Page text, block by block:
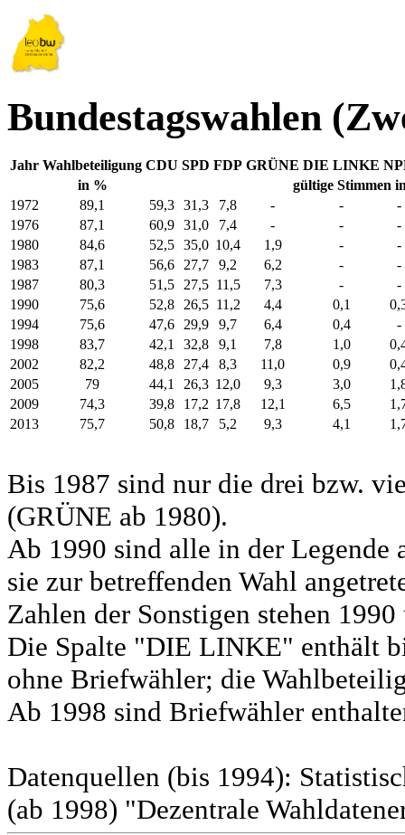
Bundestagswahlen
Jahr Wahlbeteiligung CDU SPD FDP GRÜNE DIE LINKE
in %
gültige Stimmen
1972
89,1 59,3 31,3 7,8 - -
-
1976
87,1 60,9 31,0 7,4 - -
-
1980
84,6 52,5 35,0 10,4 1,9 -
-
1983
87,1 56,6 27,7 9,2 6,2 -
-
1987
80,3 51,5 27,5 11,5 7,3 -
-
1990
75,6 52,8 26,5 11,2 4,4 0,1
1994
75,6 47,6 29,9 9,7 6,4 0,4
-
1998
83,7 42,1 32,8 9,1 7,8 1,0
2002
82,2 48,8 27,4 8,3 11,0 0,9
2005
79 44,1 26,3 12,0 9,3 3,0
2009
74,3 39,8 17,2 17,8 12,1 6,5
2013
75,7 50,8 18,7 5,2 9,3 4,1
Bis 1987 sind nur die drei bzw.
(GRÜNE ab 1980).
Ab 1990 sind alle in der Legende
sie zur betreffenden Wahl
Zahlen der Sonstigen stehen
Die Spalte "DIE LINKE" enthält
ohne Briefwähler; die
Ab 1998 sind Briefwähler
Datenquellen (bis 1994):
(ab 1998) "Dezentrale